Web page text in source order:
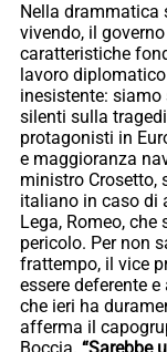
Nella drammatica
vivendo, il
caratteristiche
lavoro
inesistente:
silenti sulla
protagonisti in
e maggioranza
ministro Crosetto,
italiano in caso di
Lega, Romeo,
pericolo. Per non
frattempo, il vice
essere deferente
che ieri ha
afferma il